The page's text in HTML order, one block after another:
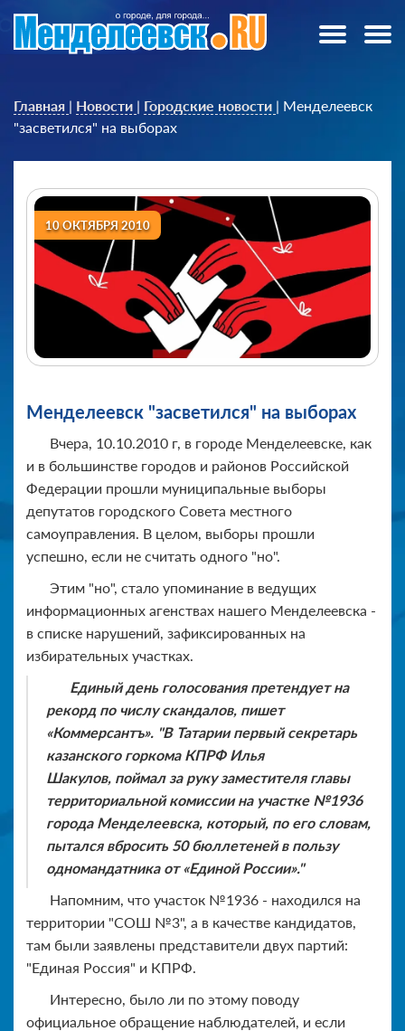
Главная | Новости | Городские новости | Менделеевск
"засветился" на выборах
10 ОКТЯБРЯ 2010
Менделеевск "засветился" на выборах
Вчера, 10.10.2010 г, в городе Менделеевске, как
и в большинстве городов и районов Российской
Федерации прошли муниципальные выборы
депутатов городского Совета местного
самоуправления. В целом, выборы прошли
успешно, если не считать одного "но".
Этим "но", стало упоминание в ведущих
информационных агенствах нашего Менделеевска -
в списке нарушений, зафиксированных на
избирательных участках.
Единый день голосования претендует на
рекорд по числу скандалов, пишет
«Коммерсантъ». "В Татарии первый секретарь
казанского горкома КПРФ Илья
Шакулов, поймал за руку заместителя главы
территориальной комиссии на участке №1936
города Менделеевска, который, по его словам,
пытался вбросить 50 бюллетеней в пользу
одномандатника от «Единой России»."
Напомним, что участок №1936 - находился на
территории "СОШ №3", а в качестве кандидатов,
там были заявлены представители двух партий:
"Единая Россия" и КПРФ.
Интересно, было ли по этому поводу
официальное обращение наблюдателей, и если